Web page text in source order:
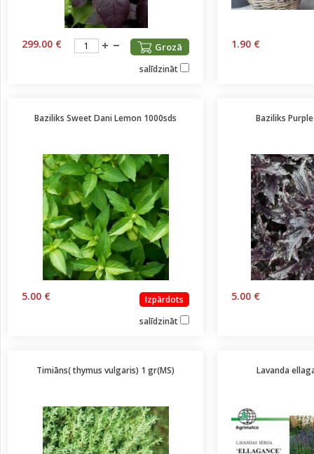
299.00 € Grozā
salīdzināt
1.90 €
Baziliks Sweet Dani Lemon 1000sds
5.00 €
Izpārdots
salīdzināt
Baziliks
5.00 €
Timiāns( thymus vulgaris) 1 gr(MS) Lavanda